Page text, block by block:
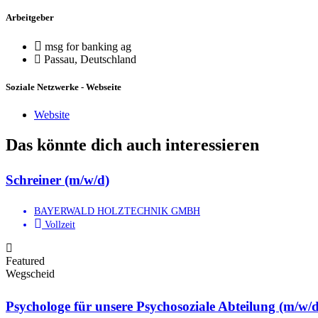
Arbeitgeber
msg for banking ag
Passau, Deutschland
Soziale Netzwerke - Webseite
Website
Das könnte dich auch interessieren
Schreiner (m/w/d)
BAYERWALD HOLZTECHNIK GMBH
Vollzeit
Featured
Wegscheid
Psychologe für unsere Psychosoziale Abteilung (m/w/